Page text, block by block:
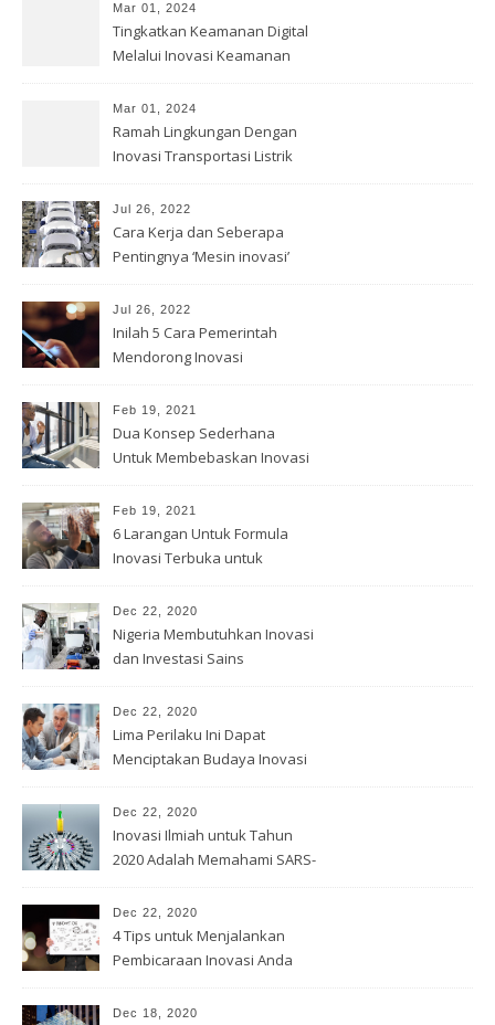
Mar 01, 2024
Tingkatkan Keamanan Digital
Melalui Inovasi Keamanan
Mar 01, 2024
Ramah Lingkungan Dengan
Inovasi Transportasi Listrik
Jul 26, 2022
Cara Kerja dan Seberapa
Pentingnya ‘Mesin inovasi’
Jul 26, 2022
Inilah 5 Cara Pemerintah
Mendorong Inovasi
Feb 19, 2021
Dua Konsep Sederhana
Untuk Membebaskan Inovasi
Feb 19, 2021
6 Larangan Untuk Formula
Inovasi Terbuka untuk
Dec 22, 2020
Nigeria Membutuhkan Inovasi
dan Investasi Sains
Dec 22, 2020
Lima Perilaku Ini Dapat
Menciptakan Budaya Inovasi
Dec 22, 2020
Inovasi Ilmiah untuk Tahun
2020 Adalah Memahami SARS-
Dec 22, 2020
4 Tips untuk Menjalankan
Pembicaraan Inovasi Anda
Dec 18, 2020